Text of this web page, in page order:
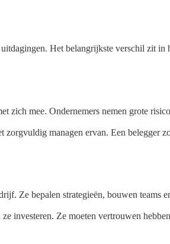
Het belangrijkste verschil zit in
zich mee. Ondernemers nemen grote
zorgvuldig managen ervan. Een
Ze bepalen strategieën, bouwen
investeren. Ze moeten vertrouwen